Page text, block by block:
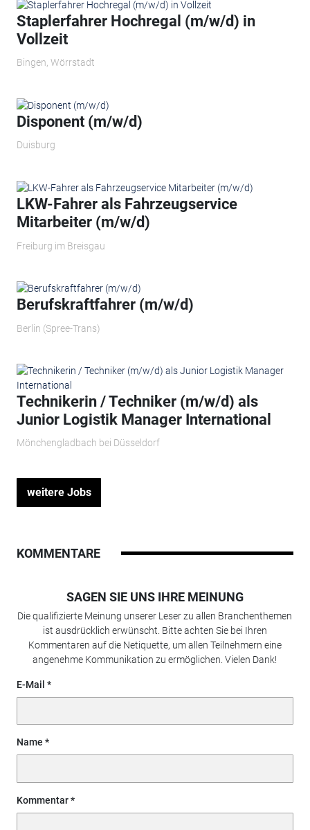
Staplerfahrer Hochregal (m/w/d) in
Vollzeit
Bingen, Wörrstadt
Disponent (m/w/d)
Duisburg
LKW-Fahrer als Fahrzeugservice
Mitarbeiter (m/w/d)
Freiburg im Breisgau
Berufskraftfahrer (m/w/d)
Berlin (Spree-Trans)
Technikerin / Techniker (m/w/d) als
Junior Logistik Manager International
Mönchengladbach bei Düsseldorf
weitere Jobs
KOMMENTARE
SAGEN SIE UNS IHRE MEINUNG
Die qualifizierte Meinung unserer Leser zu allen Branchenthemen
ist ausdrücklich erwünscht. Bitte achten Sie bei Ihren
Kommentaren auf die Netiquette, um allen Teilnehmern eine
angenehme Kommunikation zu ermöglichen. Vielen Dank!
E-Mail
Name
Kommentar